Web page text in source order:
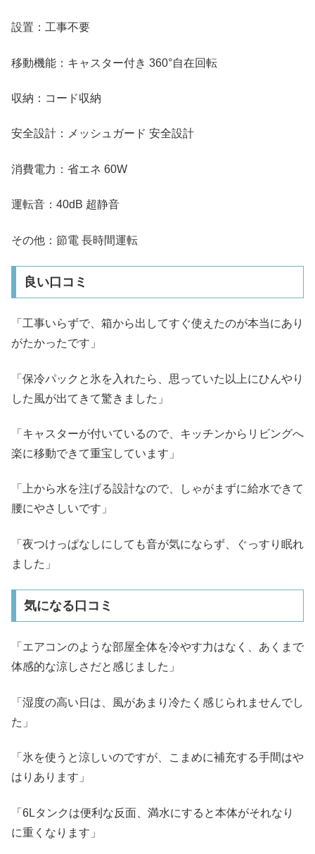
設置：工事不要
移動機能：キャスター付き 360°自在回転
収納：コード収納
安全設計：メッシュガード 安全設計
消費電力：省エネ 60W
運転音：40dB 超静音
その他：節電 長時間運転
良い口コミ
「工事いらずで、箱から出してすぐ使えたのが本当にあり
がたかったです」
「保冷パックと氷を入れたら、思っていた以上にひんやり
した風が出てきて驚きました」
「キャスターが付いているので、キッチンからリビングへ
楽に移動できて重宝しています」
「上から水を注げる設計なので、しゃがまずに給水できて
腰にやさしいです」
「夜つけっぱなしにしても音が気にならず、ぐっすり眠れ
ました」
気になる口コミ
「エアコンのような部屋全体を冷やす力はなく、あくまで
体感的な涼しさだと感じました」
「湿度の高い日は、風があまり冷たく感じられませんでし
た」
「氷を使うと涼しいのですが、こまめに補充する手間はや
はりあります」
「6Lタンクは便利な反面、満水にすると本体がそれなり
に重くなります」